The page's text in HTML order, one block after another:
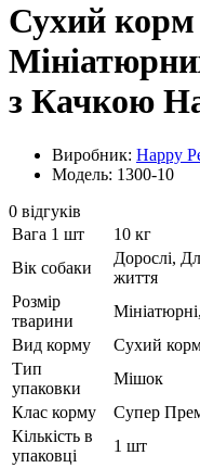
Сухий корм
з Качкою
Виробник: Happy
Модель: 1300-10
0 відгуків
Вага 1 шт
10 кг
Вік собаки
Дорослі,
життя
Розмір
тварини
Вид корму
Сухий
Тип
упаковки
Мішок
Клас корму
Супер
Кількість в
упаковці
1 шт